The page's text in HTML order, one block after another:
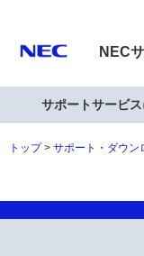
NEC
サポートサービ
トップ サポート・ダウン